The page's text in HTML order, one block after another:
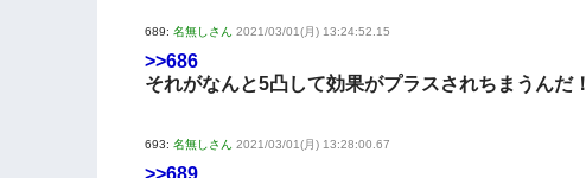
689: 名無しさん 2021/03/01(月) 13:24:52.15
>>686
それがなんと5凸して効果がプラスされちまうんだ！
693: 名無しさん 2021/03/01(月) 13:28:00.67
>>689